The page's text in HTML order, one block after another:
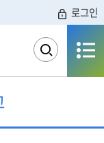
로그인
검
영
전체메뉴